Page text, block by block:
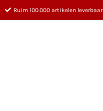
Ruim 100.000 artikelen leverbaar